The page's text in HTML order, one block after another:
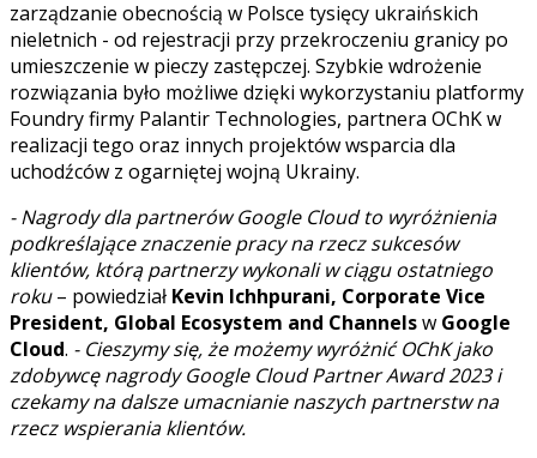
zarządzanie obecnością w Polsce tysięcy ukraińskich
nieletnich - od rejestracji przy przekroczeniu granicy po
umieszczenie w pieczy zastępczej. Szybkie wdrożenie
rozwiązania było możliwe dzięki wykorzystaniu platformy
Foundry firmy Palantir Technologies, partnera OChK w
realizacji tego oraz innych projektów wsparcia dla
uchodźców z ogarniętej wojną Ukrainy.
- Nagrody dla partnerów Google Cloud to wyróżnienia
podkreślające znaczenie pracy na rzecz sukcesów
klientów, którą partnerzy wykonali w ciągu ostatniego
roku– powiedział Kevin Ichhpurani, Corporate Vice
President, Global Ecosystem and Channelsw Google
Cloud. - Cieszymy się, że możemy wyróżnić OChK jako
zdobywcę nagrody Google Cloud Partner Award 2023 i
czekamy na dalsze umacnianie naszych partnerstw na
rzecz wspierania klientów.